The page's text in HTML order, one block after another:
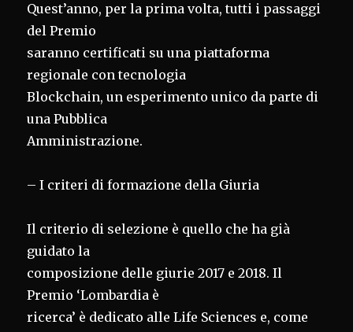
Quest’anno, per la prima volta, tutti i passaggi
del Premio
saranno certificati su una piattaforma
regionale con tecnologia
Blockchain, un esperimento unico da parte di
una Pubblica
Amministrazione.
– I criteri di formazione della Giuria
Il criterio di selezione è quello che ha già
guidato la
composizione delle giurie 2017 e 2018. Il
Premio ‘Lombardia è
ricerca’ è dedicato alle Life Sciences e, come